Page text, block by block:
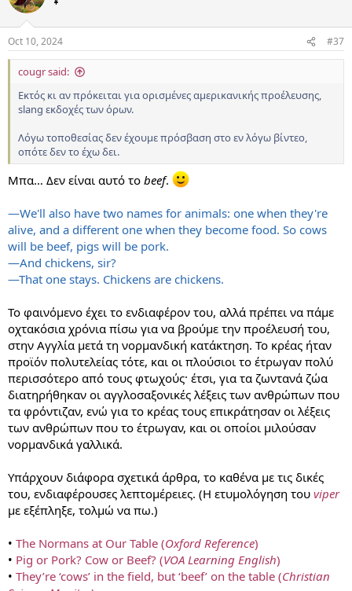
Oct 10, 2024 #37
cougr said:
Εκτός κι αν πρόκειται για ορισμένες αμερικανικής προέλευσης,
slang εκδοχές των όρων.
Λόγω τοποθεσίας δεν έχουμε πρόσβαση στο εν λόγω βίντεο,
οπότε δεν το έχω δει.
Μπα… Δεν είναι αυτό το beef.
—We'll also have two names for animals: one when they're
alive, and a different one when they become food. So cows
will be beef, pigs will be pork.
—And chickens, sir?
—That one stays. Chickens are chickens.
Το φαινόμενο έχει το ενδιαφέρον του, αλλά πρέπει να πάμε
οχτακόσια χρόνια πίσω για να βρούμε την προέλευσή του,
στην Αγγλία μετά τη νορμανδική κατάκτηση. Το κρέας ήταν
προϊόν πολυτελείας τότε, και οι πλούσιοι το έτρωγαν πολύ
περισσότερο από τους φτωχούς· έτσι, για τα ζωντανά ζώα
διατηρήθηκαν οι αγγλοσαξονικές λέξεις των ανθρώπων που
τα φρόντιζαν, ενώ για το κρέας τους επικράτησαν οι λέξεις
των ανθρώπων που το έτρωγαν, και οι οποίοι μιλούσαν
νορμανδικά γαλλικά.
Υπάρχουν διάφορα σχετικά άρθρα, το καθένα με τις δικές
του, ενδιαφέρουσες λεπτομέρειες. (Η ετυμολόγηση του viper
με εξέπληξε, τολμώ να πω.)
• The Normans at Our Table (Oxford Reference)
• Pig or Pork? Cow or Beef? (VOA Learning English)
• They’re ‘cows’ in the field, but ‘beef’ on the table (Christian